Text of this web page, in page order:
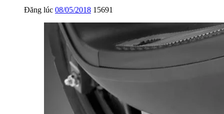
Đăng lúc 08/05/2018 15691